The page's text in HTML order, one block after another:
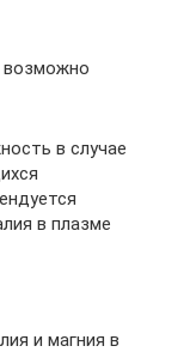
возможно
в случае
в плазме
и магния в